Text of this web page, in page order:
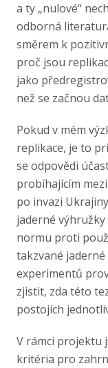
a ty „nulové“
odborná
směrem k
proč jsou
jako
než se začnou
Pokud v mém
replikace, je to
se odpovědi
probíhajícím
po invazi
jaderné
normu proti
takzvané
experimentů
zjistit, zda této
postojích
V rámci projektu
kritéria pro